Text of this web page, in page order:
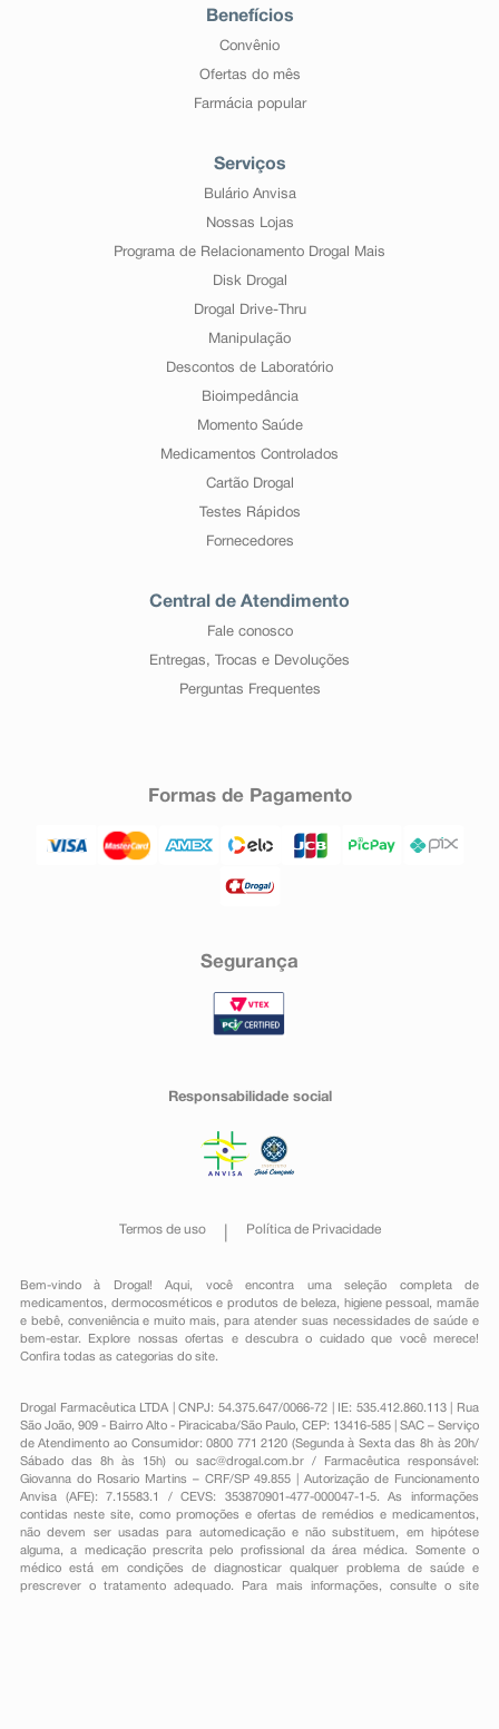
Benefícios
Convênio
Ofertas do mês
Farmácia popular
Serviços
Bulário Anvisa
Nossas Lojas
Programa de Relacionamento Drogal Mais
Disk Drogal
Drogal Drive-Thru
Manipulação
Descontos de Laboratório
Bioimpedância
Momento Saúde
Medicamentos Controlados
Cartão Drogal
Testes Rápidos
Fornecedores
Central de Atendimento
Fale conosco
Entregas, Trocas e Devoluções
Perguntas Frequentes
Formas de Pagamento
Segurança
Responsabilidade social
Termos de uso Política de Privacidade
Bem-vindo à Drogal! Aqui, você encontra uma seleção completa de
medicamentos , dermocosméticos e produtos de beleza, higiene pessoal ,mamãe
e bebê, conveniênciae muito mais, para atender suas necessidades de saúde e
bem-estar. Explore nossas ofertas e descubra o cuidado que você merece!
Confira todas as categorias do site.
Drogal Farmacêutica LTDA | CNPJ: 54.375.647/0066-72 | IE: 535.412.860.113 | Rua
São João, 909 - Bairro Alto - Piracicaba/São Paulo, CEP: 13416-585 | SAC – Serviço
de Atendimento ao Consumidor: 0800 771 2120 (Segunda à Sexta das 8h às 20h/
Sábado das 8h às 15h) ou sac@drogal.com.br/ Farmacêutica responsável:
Giovanna do Rosario Martins – CRF/SP 49.855 | Autorização de Funcionamento
Anvisa (AFE): 7.15583.1 / CEVS: 353870901-477-000047-1-5. As informações
contidas neste site, como promoções e ofertas de remédios e medicamentos,
não devem ser usadas para automedicação e não substituem, em hipótese
alguma, a medicação prescrita pelo profissional da área médica. Somente o
médico está em condições de diagnosticar qualquer problema de saúde e
prescrever o tratamento adequado. Para mais informações, consulte o site